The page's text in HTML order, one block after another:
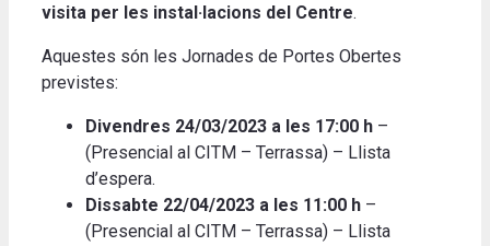
visita per les instal·lacions del Centre.
Aquestes són les Jornades de Portes Obertes
previstes:
Divendres 24/03/2023 a les 17:00 h –
(Presencial al CITM – Terrassa) – Llista
d’espera.
Dissabte 22/04/2023 a les 11:00 h –
(Presencial al CITM – Terrassa) – Llista